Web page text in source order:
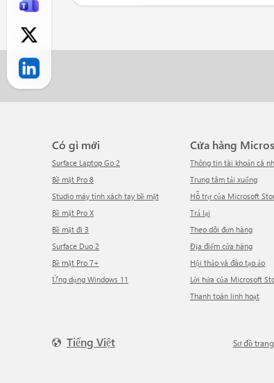
Có gì mới
Surface Laptop Go 2
Bề mặt Pro 8
Studio máy tính xách tay bề mặt
Bề mặt Pro X
Bề mặt đi 3
Surface Duo 2
Bề mặt Pro 7+
Ứng dụng Windows 11
Cửa hàng
Thông tin tài khoản cá
Trung tâm tải xuống
Hỗ trợ của Microsoft
Trả lại
Theo dõi đơn hàng
Địa điểm cửa hàng
Hội thảo và đào tạo ảo
Lời hứa của Microsoft
Thanh toán linh hoạt
Tiếng Việt Sơ đồ